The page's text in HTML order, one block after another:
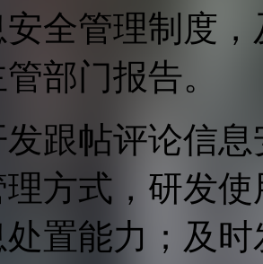
全管理制度
部门报告。
发跟帖评论信
方式，研发
置能力；及